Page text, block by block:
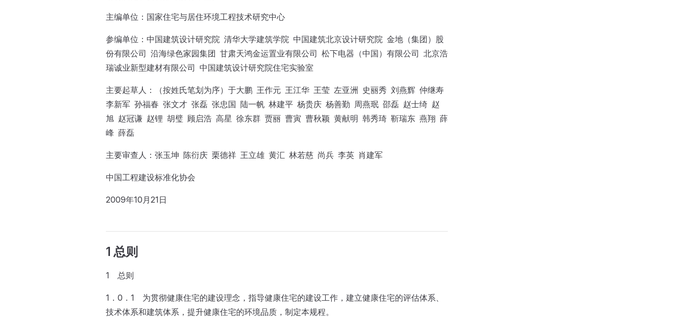
主编单位：国家住宅与居住环境工程技术研究中心
参编单位：中国建筑设计研究院 清华大学建筑学院 中国建筑北京设计研究院 金地（集团）股
份有限公司 沿海绿色家园集团 甘肃天鸿金运置业有限公司 松下电器（中国）有限公司 北京浩
瑞诚业新型建材有限公司 中国建筑设计研究院住宅实验室
主要起草人：（按姓氏笔划为序）于大鹏 王作元 王江华 王莹 左亚洲 史丽秀 刘燕辉 仲继寿
李新军 孙福春 张文才 张磊 张忠国 陆一帆 林建平 杨贵庆 杨善勤 周燕珉 邵磊 赵士绮 赵
旭 赵冠谦 赵锂 胡璧 顾启浩 高星 徐东群 贾丽 曹寅 曹秋颖 黄献明 韩秀琦 靳瑞东 燕翔 薛
峰 薛磊
主要审查人：张玉坤 陈衍庆 栗德祥 王立雄 黄汇 林若慈 尚兵 李英 肖建军
中国工程建设标准化协会
2009年10月21日
1 总则
1 总则
1．0．1 为贯彻健康住宅的建设理念，指导健康住宅的建设工作，建立健康住宅的评估体系、
技术体系和建筑体系，提升健康住宅的环境品质，制定本规程。